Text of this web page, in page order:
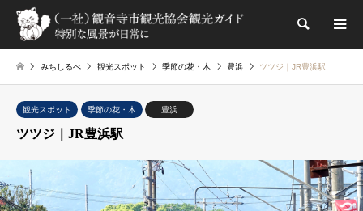
検索
みちしるべ 観光スポット 季節の花・木 豊浜 ツツジ｜JR豊浜駅
観光スポット 季節の花・木 豊浜
ツツジ｜JR豊浜駅